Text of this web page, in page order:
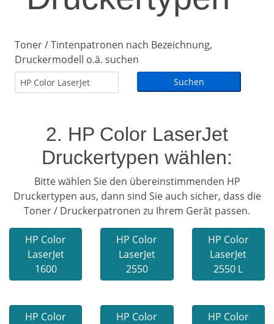
Toner / Tintenpatronen nach Bezeichnung,
Druckermodell o.ä. suchen
2. HP Color LaserJet
Druckertypen wählen:
Bitte wählen Sie den übereinstimmenden HP
Druckertypen aus, dann sind Sie auch sicher, dass die
Toner / Druckerpatronen zu Ihrem Gerät passen.
HP Color
LaserJet
1600
HP Color
LaserJet
2550
HP Color
LaserJet
2550 L
HP Color
HP Color
HP Color